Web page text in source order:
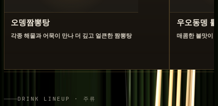
오뎅짬뽕탕
각종 해물과 어묵이 만나 더 깊고 얼큰한 짬뽕탕
우오동뎅
매콤한 불맛이
DRINK LINEUP · 주류